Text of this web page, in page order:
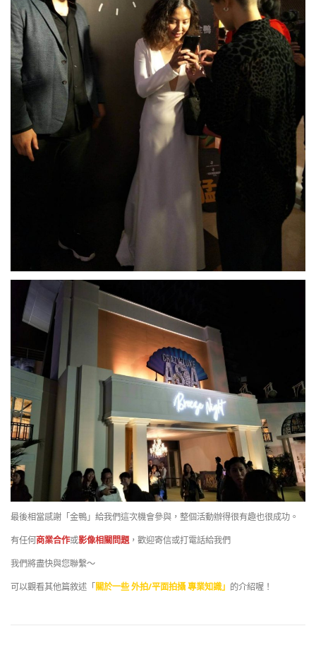
最後相當感謝「金鴨」給我們這次機會參與，整個活動辦得很有趣也很成功。
有任何商業合作或影像相關問題，歡迎寄信或打電話給我們
我們將盡快與您聯繫～
可以觀看其他篇敘述「關於一些 外拍/平面拍攝 專業知識」 的介紹喔！